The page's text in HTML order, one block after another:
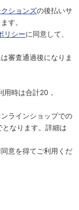
ションズの後払いサ
す。
リシーに同意して、
審査通過後になりま
時は合計20，
ラインショップでの
なります。詳細は
意を得てご利用くだ